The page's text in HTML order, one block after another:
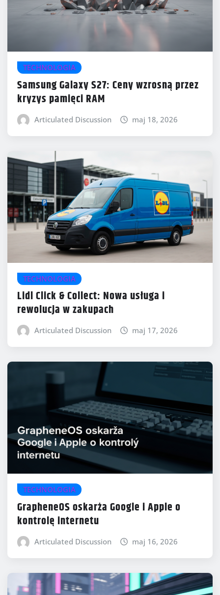
TECHNOLOGIA
Samsung Galaxy S27: Ceny wzrosną przez
kryzys pamięci RAM
Articulated Discussion maj 18, 2026
TECHNOLOGIA
Lidl Click & Collect: Nowa usługa i
rewolucja w zakupach
Articulated Discussion maj 17, 2026
TECHNOLOGIA
GrapheneOS oskarża Google i Apple o
kontrolę internetu
Articulated Discussion maj 16, 2026